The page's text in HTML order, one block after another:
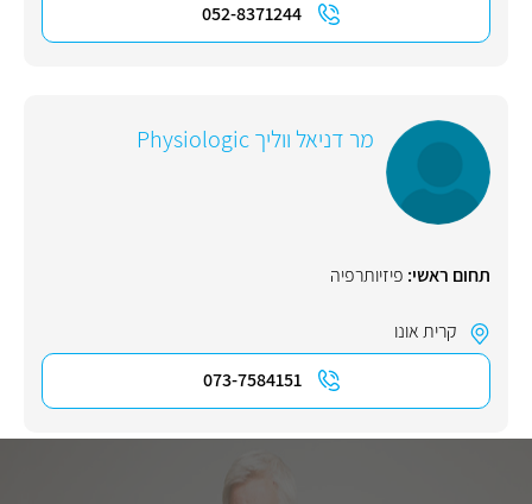
052-8371244
מר דניאל ווליך Physiologic
תחום ראשי: פיזיותרפיה
קרית אונו
073-7584151